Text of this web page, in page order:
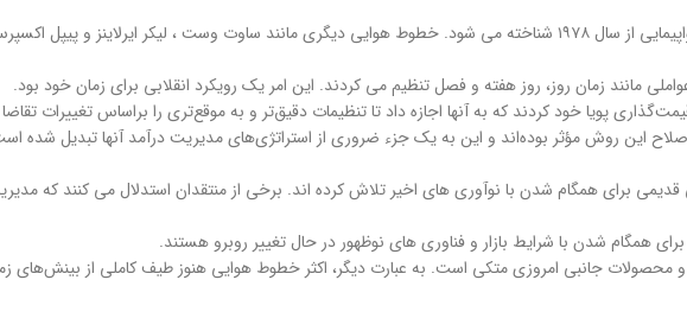
امریکن ایرلاینز اغلب به دلیل پیشگامی در استفاده از تکنیک های مدیریت درآمد در صنعت هواپیمایی از سال ۱۹۷۸ شناخته می شود. خطوط هوایی دیگری مانند ساوت وست ،
زمان روز، روز هفته و فصل تنظیم می کردند. این امر یک رویکرد انقلابی برای زمان خود بود.
این روش مؤثر بوده‌اند و این به یک جزء ضروری از استراتژی‌های مدیریت درآمد آنها تبدیل شده
برای همگام شدن با نوآوری های اخیر تلاش کرده اند. برخی از منتقدان استدلال می کنند که
همگام شدن با شرایط بازار و فناوری های نوظهور در حال تغییر روبرو هستند.
جانبی امروزی متکی است. به عبارت دیگر، اکثر خطوط هوایی هنوز طیف کاملی از بینش‌های